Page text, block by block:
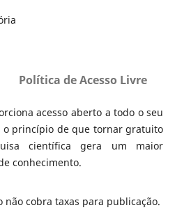
Política de Acesso Livre
acesso aberto a todo o seu
o princípio de que tornar gratuito
científica gera um maior
conhecimento.
não cobra taxas para publicação.